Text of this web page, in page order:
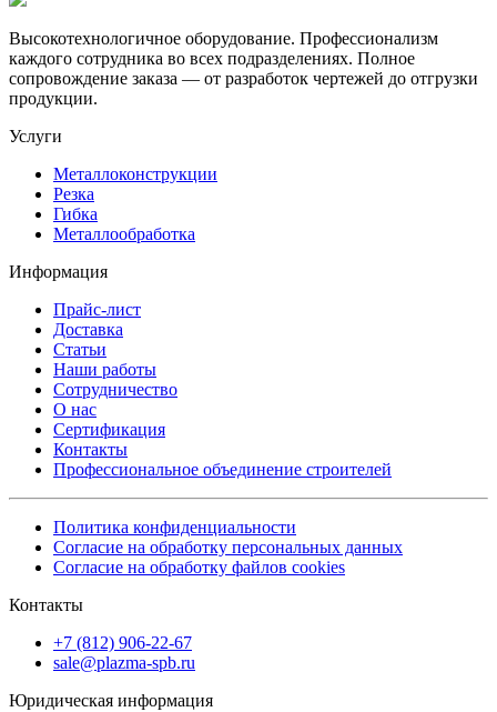
Высокотехнологичное оборудование. Профессионализм
каждого сотрудника во всех подразделениях. Полное
сопровождение заказа — от разработок чертежей до отгрузки
продукции.
Услуги
Металлоконструкции
Резка
Гибка
Металлообработка
Информация
Прайс-лист
Доставка
Статьи
Наши работы
Сотрудничество
О нас
Сертификация
Контакты
Профессиональное объединение строителей
Политика конфиденциальности
Согласие на обработку персональных данных
Согласие на обработку файлов cookies
Контакты
+7 (812) 906-22-67
sale@plazma-spb.ru
Юридическая информация